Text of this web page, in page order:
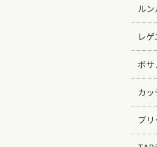
ル
レ
ボサ
カ
ブリ